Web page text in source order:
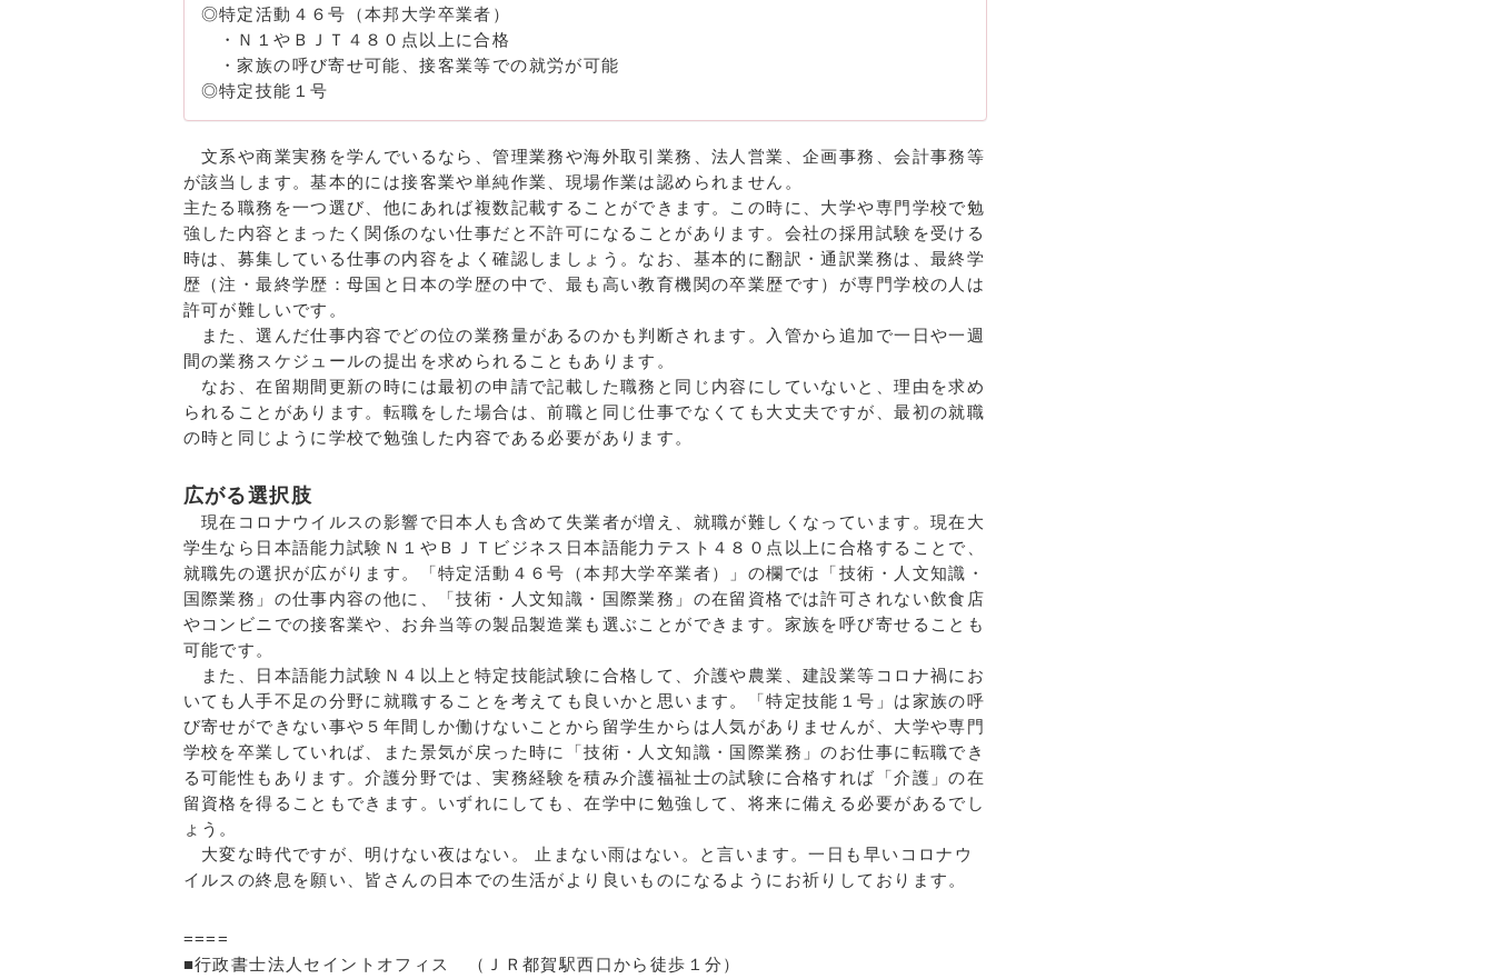
◎特定活動４６号（本邦大学卒業者）
・Ｎ１やＢＪＴ４８０点以上に合格
・家族の呼び寄せ可能、接客業等での就労が可能
◎特定技能１号
文系や商業実務を学んでいるなら、管理業務や海外取引業務、法人営業、企画事務、会計事務等
が該当します。基本的には接客業や単純作業、現場作業は認められません。
主たる職務を一つ選び、他にあれば複数記載することができます。この時に、大学や専門学校で勉
強した内容とまったく関係のない仕事だと不許可になることがあります。会社の採用試験を受ける
時は、募集している仕事の内容をよく確認しましょう。なお、基本的に翻訳・通訳業務は、最終学
歴（注・最終学歴：母国と日本の学歴の中で、最も高い教育機関の卒業歴です）が専門学校の人は
許可が難しいです。
また、選んだ仕事内容でどの位の業務量があるのかも判断されます。入管から追加で一日や一週
間の業務スケジュールの提出を求められることもあります。
なお、在留期間更新の時には最初の申請で記載した職務と同じ内容にしていないと、理由を求め
られることがあります。転職をした場合は、前職と同じ仕事でなくても大丈夫ですが、最初の就職
の時と同じように学校で勉強した内容である必要があります。
広がる選択肢
現在コロナウイルスの影響で日本人も含めて失業者が増え、就職が難しくなっています。現在大
学生なら日本語能力試験Ｎ１やＢＪＴビジネス日本語能力テスト４８０点以上に合格することで、
就職先の選択が広がります。「特定活動４６号（本邦大学卒業者）」の欄では「技術・人文知識・
国際業務」の仕事内容の他に、「技術・人文知識・国際業務」の在留資格では許可されない飲食店
やコンビニでの接客業や、お弁当等の製品製造業も選ぶことができます。家族を呼び寄せることも
可能です。
また、日本語能力試験Ｎ４以上と特定技能試験に合格して、介護や農業、建設業等コロナ禍にお
いても人手不足の分野に就職することを考えても良いかと思います。「特定技能１号」は家族の呼
び寄せができない事や５年間しか働けないことから留学生からは人気がありませんが、大学や専門
学校を卒業していれば、また景気が戻った時に「技術・人文知識・国際業務」のお仕事に転職でき
る可能性もあります。介護分野では、実務経験を積み介護福祉士の試験に合格すれば「介護」の在
留資格を得ることもできます。いずれにしても、在学中に勉強して、将来に備える必要があるでし
ょう。
大変な時代ですが、明けない夜はない。 止まない雨はない。と言います。一日も早いコロナウ
イルスの終息を願い、皆さんの日本での生活がより良いものになるようにお祈りしております。
====
■行政書士法人セイントオフィス （ＪＲ都賀駅西口から徒歩１分）